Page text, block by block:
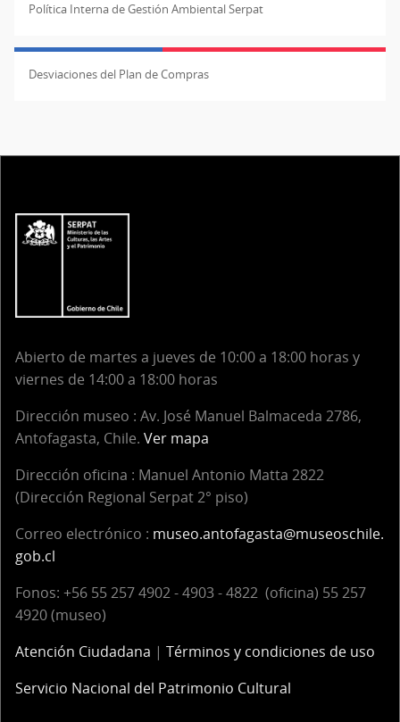
Política Interna de Gestión Ambiental Serpat
Desviaciones del Plan de Compras
Abierto de martes a jueves de 10:00 a 18:00 horas y
viernes de 14:00 a 18:00 horas
Dirección museo : Av. José Manuel Balmaceda 2786,
Antofagasta, Chile. Ver mapa
Dirección oficina : Manuel Antonio Matta 2822
(Dirección Regional Serpat 2° piso)
Correo electrónico : museo.antofagasta@museoschile.
gob.cl
Fonos: +56 55 257 4902 - 4903 - 4822 (oficina) 55 257
4920 (museo)
Atención Ciudadana | Términos y condiciones de uso
Servicio Nacional del Patrimonio Cultural